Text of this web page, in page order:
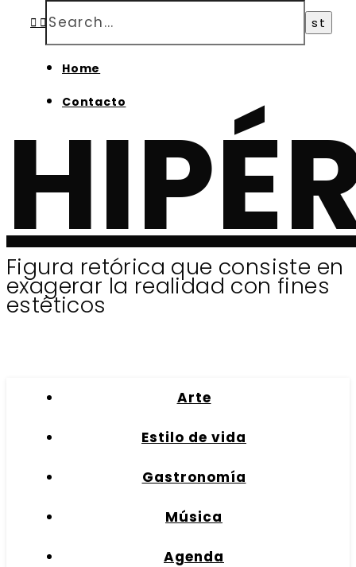
Home
Contacto
Figura retórica que consiste en
exagerar la realidad con fines
estéticos
Arte
Estilo de vida
Gastronomía
Música
Agenda